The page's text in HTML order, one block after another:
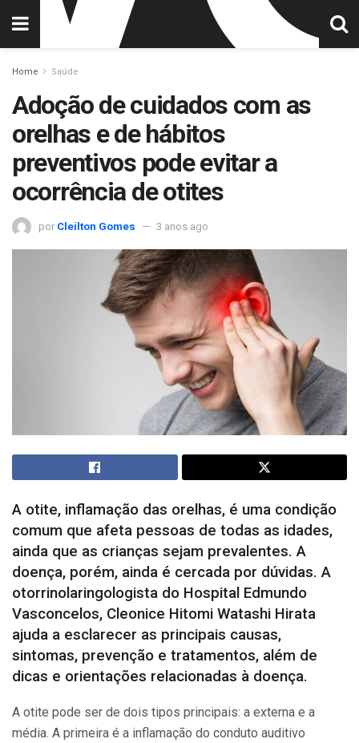
Home Saúde
Adoção de cuidados com as
orelhas e de hábitos
preventivos pode evitar a
ocorrência de otites
por Cleilton Gomes 3 anos ago
A otite, inflamação das orelhas, é uma condição
comum que afeta pessoas de todas as idades,
ainda que as crianças sejam prevalentes. A
doença, porém, ainda é cercada por dúvidas. A
otorrinolaringologista do Hospital Edmundo
Vasconcelos, Cleonice Hitomi Watashi Hirata
ajuda a esclarecer as principais causas,
sintomas, prevenção e tratamentos, além de
dicas e orientações relacionadas à doença.
A otite pode ser de dois tipos principais: a externa e a
média. A primeira é a inflamação do conduto auditivo